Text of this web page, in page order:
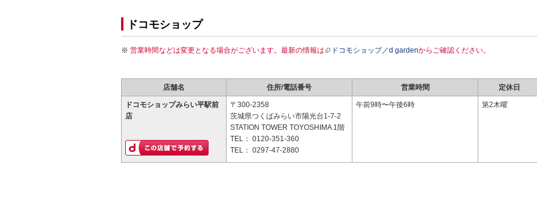
ドコモショップ
営業時間などは変更となる場合がございます。最新の情報は ドコモショップ／d gardenからご確認ください。
店舗名 住所/電話番号 営業時間 定休日
ドコモショップみらい平駅前
店
〒300-2358
茨城県つくばみらい市陽光台1-7-2
STATION TOWER TOYOSHIMA 1階
TEL： 0120-351-360
TEL： 0297-47-2880
午前9時〜午後6時 第2木曜